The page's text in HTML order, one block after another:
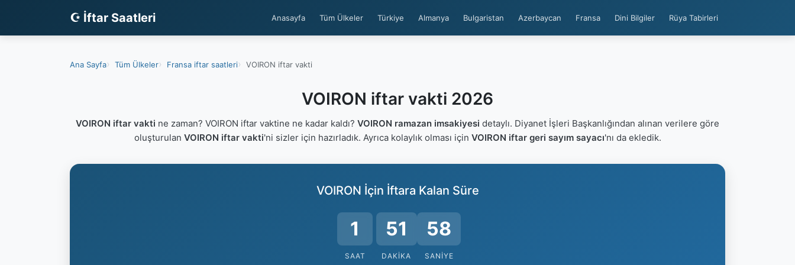
☪ İftar Saatleri Anasayfa Tüm Ülkeler Türkiye Almanya Bulgaristan Azerbaycan Fransa Dini Bilgiler Rüya Tabirleri
Ana Sayfa Tüm Ülkeler Fransa iftar saatleri VOIRON iftar vakti
VOIRON iftar vakti 2026
VOIRON iftar vakti ne zaman? VOIRON iftar vaktine ne kadar kaldı? VOIRON ramazan imsakiyesi detaylı. Diyanet İşleri Başkanlığından alınan verilere göre
oluşturulan VOIRON iftar vakti'ni sizler için hazırladık. Ayrıca kolaylık olması için VOIRON iftar geri sayım sayacı'nı da ekledik.
VOIRON İçin İftara Kalan Süre
1
SAAT
51
DAKIKA
57
SANIYE